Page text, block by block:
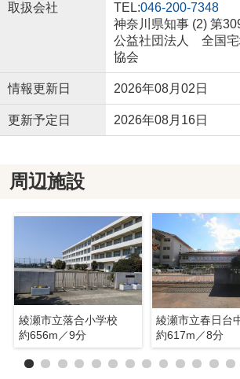
取扱会社
TEL:046-200-7348
神奈川県知事 (2) 第
公益社団法人 全国宅
協会
情報更新日 2026年08月02日
更新予定日 2026年08月16日
周辺施設
綾瀬市立落合小学校
約656m／9分
綾瀬市立春日台
約617m／8分